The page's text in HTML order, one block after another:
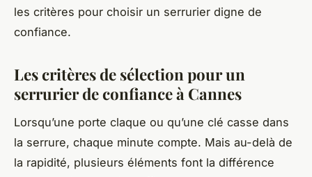
les critères pour choisir un serrurier digne de
confiance.
Les critères de sélection pour un
serrurier de confiance à Cannes
Lorsqu’une porte claque ou qu’une clé casse dans
la serrure, chaque minute compte. Mais au-delà de
la rapidité, plusieurs éléments font la différence